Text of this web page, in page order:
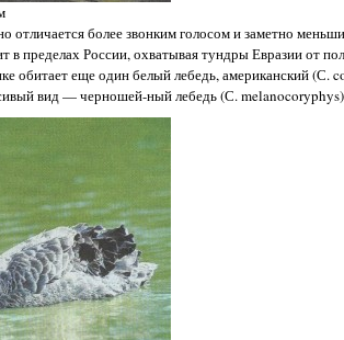
отличается более звонким голосом и заметно
в пределах России, охватывая тундры Евразии от
обитает еще один белый лебедь, американский (С.
вид — черношей-ный лебедь (С.